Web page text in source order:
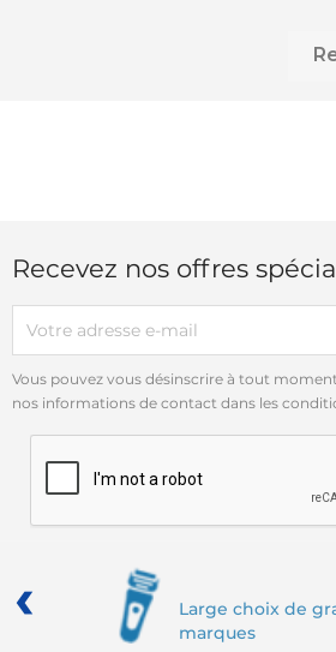
Recevez nos offres
Vous pouvez vous désinscrire à tout
nos informations de contact dans les
Large choix de
marques
‹